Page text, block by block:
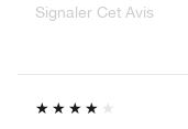
Signaler Cet Avis